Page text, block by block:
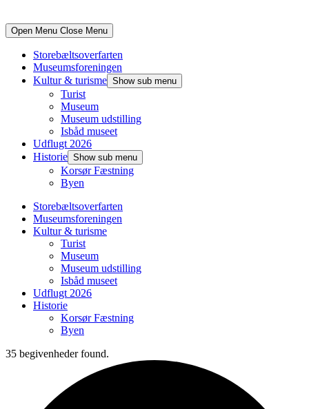
Open Menu Close Menu
Storebæltsoverfarten
Museumsforeningen
Kultur & turisme Show sub menu
Turist
Museum
Museum udstilling
Isbåd museet
Udflugt 2026
Historie Show sub menu
Korsør Fæstning
Byen
Storebæltsoverfarten
Museumsforeningen
Kultur & turisme
Turist
Museum
Museum udstilling
Isbåd museet
Udflugt 2026
Historie
Korsør Fæstning
Byen
35 begivenheder found.